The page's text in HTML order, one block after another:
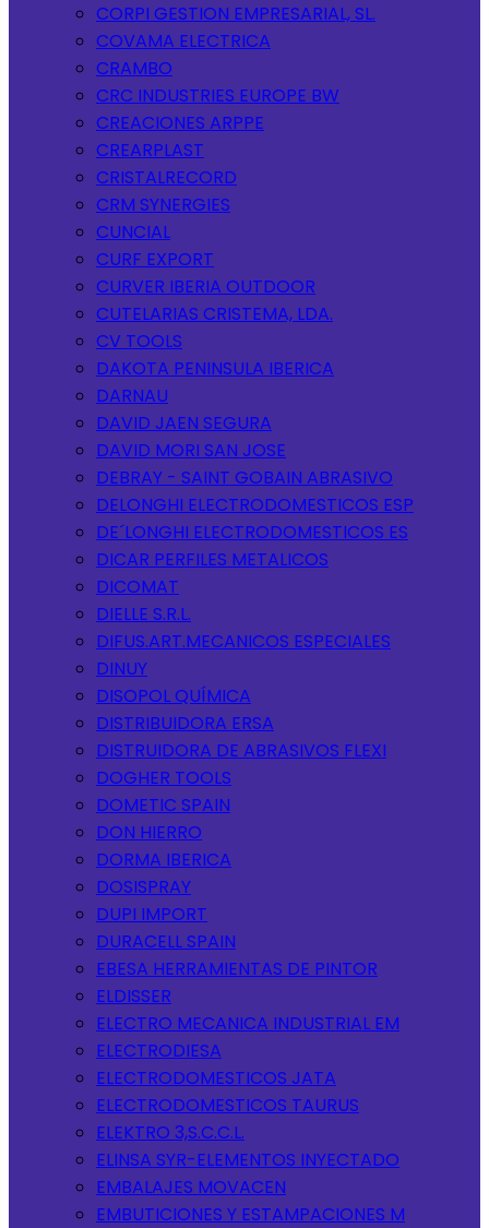
CORPI GESTION EMPRESARIAL, SL.
COVAMA ELECTRICA
CRAMBO
CRC INDUSTRIES EUROPE BW
CREACIONES ARPPE
CREARPLAST
CRISTALRECORD
CRM SYNERGIES
CUNCIAL
CURF EXPORT
CURVER IBERIA OUTDOOR
CUTELARIAS CRISTEMA, LDA.
CV TOOLS
DAKOTA PENINSULA IBERICA
DARNAU
DAVID JAEN SEGURA
DAVID MORI SAN JOSE
DEBRAY - SAINT GOBAIN ABRASIVO
DELONGHI ELECTRODOMESTICOS ESP
DE´LONGHI ELECTRODOMESTICOS ES
DICAR PERFILES METALICOS
DICOMAT
DIELLE S.R.L.
DIFUS.ART.MECANICOS ESPECIALES
DINUY
DISOPOL QUÍMICA
DISTRIBUIDORA ERSA
DISTRUIDORA DE ABRASIVOS FLEXI
DOGHER TOOLS
DOMETIC SPAIN
DON HIERRO
DORMA IBERICA
DOSISPRAY
DUPI IMPORT
DURACELL SPAIN
EBESA HERRAMIENTAS DE PINTOR
ELDISSER
ELECTRO MECANICA INDUSTRIAL EM
ELECTRODIESA
ELECTRODOMESTICOS JATA
ELECTRODOMESTICOS TAURUS
ELEKTRO 3,S.C.C.L.
ELINSA SYR-ELEMENTOS INYECTADO
EMBALAJES MOVACEN
EMBUTICIONES Y ESTAMPACIONES M